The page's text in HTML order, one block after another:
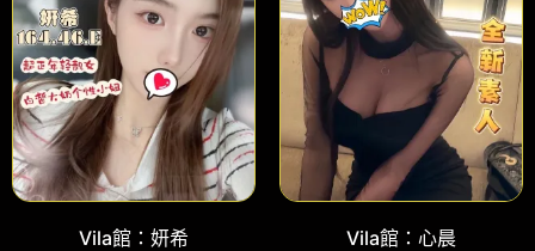
Vila館：妍希
Vila館：心晨